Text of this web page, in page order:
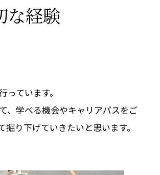
な経験
ています。
、学べる機会やキャリアパスをご
り下げていきたいと思います。